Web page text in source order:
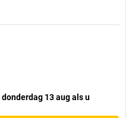
donderdag 13 augals u